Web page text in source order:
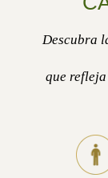
Descubra
que